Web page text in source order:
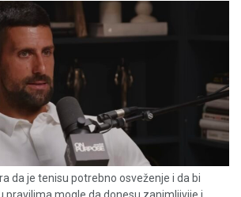
da je tenisu potrebno osveženje i da bi